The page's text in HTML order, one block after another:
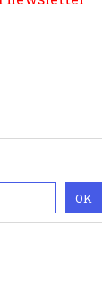
des
et si